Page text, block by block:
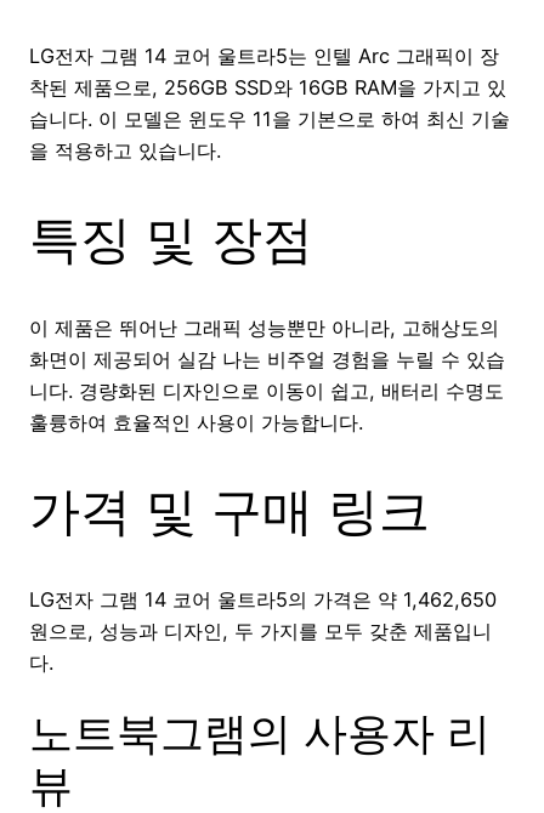
LG전자 그램 14 코어 울트라5는 인텔 Arc 그래픽이 장
착된 제품으로, 256GB SSD와 16GB RAM을 가지고 있
습니다. 이 모델은 윈도우 11을 기본으로 하여 최신 기술
을 적용하고 있습니다.
특징 및 장점
이 제품은 뛰어난 그래픽 성능뿐만 아니라, 고해상도의
화면이 제공되어 실감 나는 비주얼 경험을 누릴 수 있습
니다. 경량화된 디자인으로 이동이 쉽고, 배터리 수명도
훌륭하여 효율적인 사용이 가능합니다.
가격 및 구매 링크
LG전자 그램 14 코어 울트라5의 가격은 약 1,462,650
원으로, 성능과 디자인, 두 가지를 모두 갖춘 제품입니
다.
노트북그램의 사용자 리
뷰